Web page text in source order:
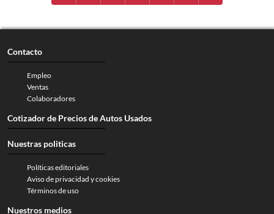
Contacto
Empleo
Ventas
Colaboradores
Cotizador de Precios de Autos Usados
Nuestras politicas
Políticas editoriales
Aviso de privacidad y cookies
Términos de uso
Nuestros medios